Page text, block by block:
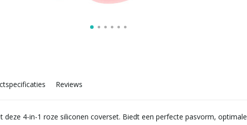
Reviews
deze 4-in-1 roze siliconen coverset. Biedt een perfecte pasvorm, optimale